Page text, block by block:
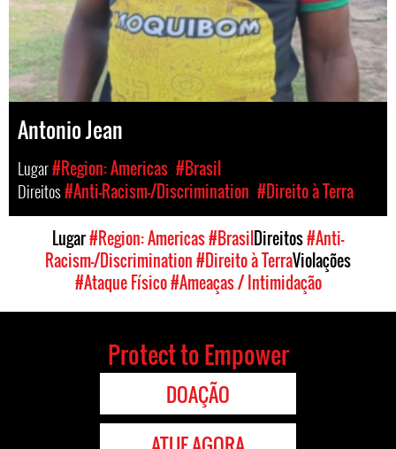
Antonio Jean
Lugar#Region: Americas #Brasil
Direitos#Anti-Racism-/Discrimination #Direito à Terra
Lugar#Region: Americas#BrasilDireitos#Anti-
Racism-/Discrimination#Direito à TerraViolações
#Ataque Físico#Ameaças / Intimidação
Protect to Empower
DOAÇÃO